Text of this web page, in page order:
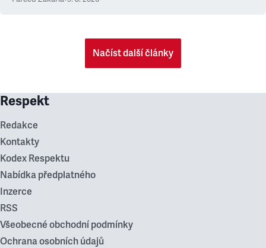
Načíst další články
Respekt
Redakce
Kontakty
Kodex Respektu
Nabídka předplatného
Inzerce
RSS
Všeobecné obchodní podmínky
Ochrana osobních údajů